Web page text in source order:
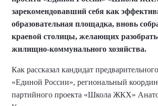
зарекомендовавший себя как
образовательная площадка, вновь
краевой столицы, желающих
жилищно-коммунального хозяйства.
Как рассказал кандидат
«Единой России», региональный
партийного проекта «Школа ЖКХ»